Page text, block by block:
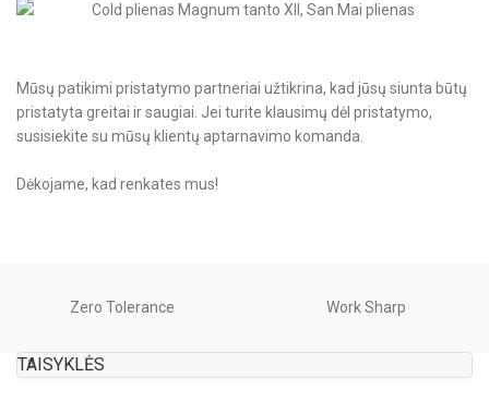
Mūsų patikimi pristatymo partneriai užtikrina, kad jūsų siunta būtų
pristatyta greitai ir saugiai. Jei turite klausimų dėl pristatymo,
susisiekite su mūsų klientų aptarnavimo komanda.
Dėkojame, kad renkates mus!
Zero Tolerance Work Sharp
TAISYKLĖS